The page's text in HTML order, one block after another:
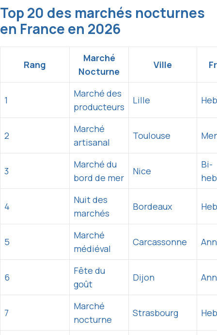
Top 20 des marchés nocturnes
en France en 2026
Rang
Marché
Nocturne
Ville
1
Marché des
producteurs
Lille
2
Marché
artisanal
Toulouse
3
Marché du
bord de mer
Nice
Bi-
4
Nuit des
marchés
Bordeaux
5
Marché
médiéval
Carcassonne
6
Fête du
goût
Dijon
7
Marché
nocturne
Strasbourg